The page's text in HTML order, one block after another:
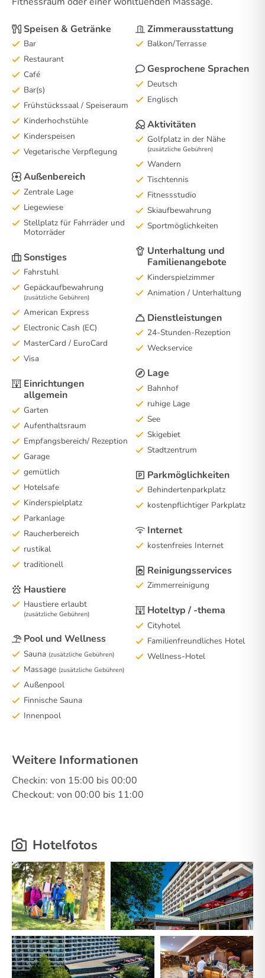
Speisen & Getränke
Bar
Restaurant
Café
Bar(s)
Frühstückssaal / Speiseraum
Kinderhochstühle
Kinderspeisen
Vegetarische Verpflegung
Außenbereich
Zentrale Lage
Liegewiese
Stellplatz für Fahrräder und
Motorräder
Sonstiges
Fahrstuhl
Gepäckaufbewahrung
(zusätzliche Gebühren)
American Express
Electronic Cash (EC)
MasterCard / EuroCard
Visa
Einrichtungen
allgemein
Garten
Aufenthaltsraum
Empfangsbereich/ Rezeption
Garage
gemütlich
Hotelsafe
Kinderspielplatz
Parkanlage
Raucherbereich
rustikal
traditionell
Haustiere
Haustiere erlaubt
(zusätzliche Gebühren)
Pool und Wellness
Sauna (zusätzliche Gebühren)
Massage (zusätzliche Gebühren)
Außenpool
Finnische Sauna
Innenpool
Zimmerausstattung
Balkon/Terrasse
Gesprochene Sprachen
Deutsch
Englisch
Aktivitäten
Golfplatz in der Nähe
(zusätzliche Gebühren)
Wandern
Tischtennis
Fitnessstudio
Skiaufbewahrung
Sportmöglichkeiten
Unterhaltung und
Familienangebote
Kinderspielzimmer
Animation / Unterhaltung
Dienstleistungen
24-Stunden-Rezeption
Weckservice
Lage
Bahnhof
ruhige Lage
See
Skigebiet
Stadtzentrum
Parkmöglichkeiten
Behindertenparkplatz
kostenpflichtiger Parkplatz
Internet
kostenfreies Internet
Reinigungsservices
Zimmerreinigung
Hoteltyp / -thema
Cityhotel
Familienfreundliches Hotel
Wellness-Hotel
Weitere Informationen
Checkin: von 15:00 bis 00:00
Checkout: von 00:00 bis 11:00
Hotelfotos